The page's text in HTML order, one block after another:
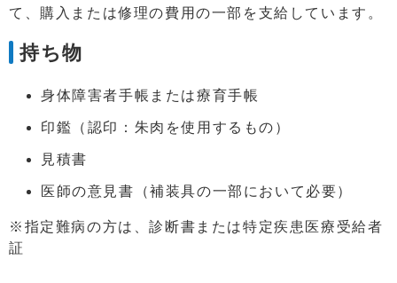
て、購入または修理の費用の一部を支給しています。
持ち物
身体障害者手帳または療育手帳
印鑑（認印：朱肉を使用するもの）
見積書
医師の意見書（補装具の一部において必要）
※指定難病の方は、診断書または特定疾患医療受給者
証